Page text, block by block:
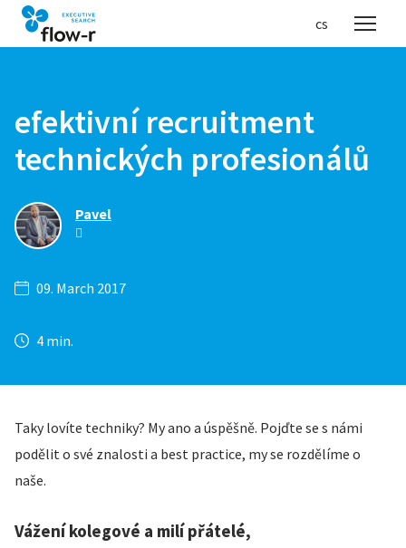
Menu
cs en
efektivní recruitment
technických profesionálů
Pavel
09. March 2017
4 min.
Taky lovíte techniky? My ano a úspěšně. Pojďte se s námi
podělit o své znalosti a best practice, my se rozdělíme o
naše.
Vážení kolegové a milí přátelé,